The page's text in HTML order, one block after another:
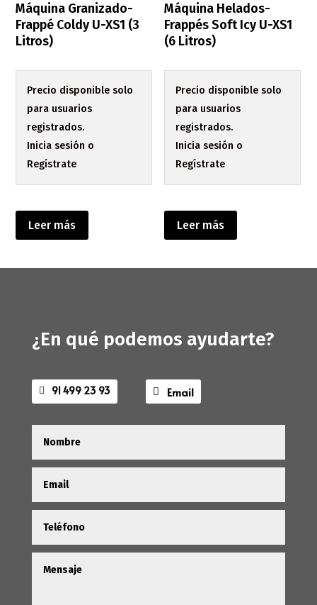
Máquina Granizado-
Frappé Coldy U-XS1 (3
Litros)
Precio disponible solo
para usuarios
registrados.
Inicia sesión o
Regístrate
Leer más
Máquina Helados-
Frappés Soft Icy U-XS1
(6 Litros)
Precio disponible solo
para usuarios
registrados.
Inicia sesión o
Regístrate
Leer más
¿En qué podemos ayudarte?
91 499 23 93 Email